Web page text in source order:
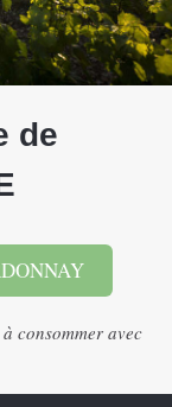
de
consommer avec